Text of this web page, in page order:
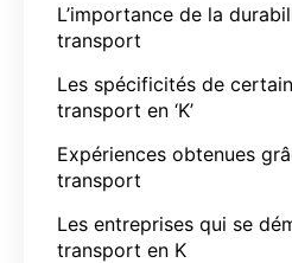
L’importance de la
transport
Les spécificités de
transport en ‘K’
Expériences obtenues
transport
Les entreprises qui se
transport en K